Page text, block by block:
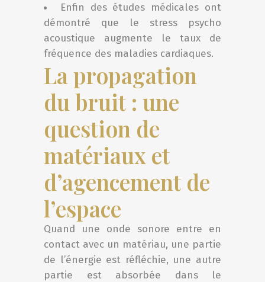
Enfin des études médicales ont
démontré que le stress psycho
acoustique augmente le taux de
fréquence des maladies cardiaques.
La propagation
du bruit : une
question de
matériaux et
d’agencement de
l’espace
Quand une onde sonore entre en
contact avec un matériau, une partie
de l’énergie est réfléchie, une autre
partie est absorbée dans le